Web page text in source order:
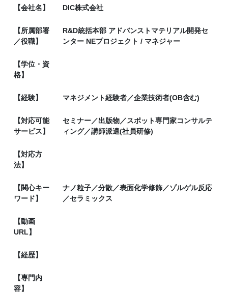
【会社名】 DIC株式会社
【所属部署
／役職】
R&D統括本部 アドバンストマテリアル開発セ
ンター NEプロジェクト / マネジャー
【学位・資
格】
【経験】 マネジメント経験者／企業技術者(OB含む)
【対応可能
サービス】
セミナー／出版物／スポット専門家コンサルテ
ィング／講師派遣(社員研修)
【対応方
法】
【関心キー
ワード】
ナノ粒子／分散／表面化学修飾／ゾルゲル反応
／セラミックス
【動画
URL】
【経歴】
【専門内
容】